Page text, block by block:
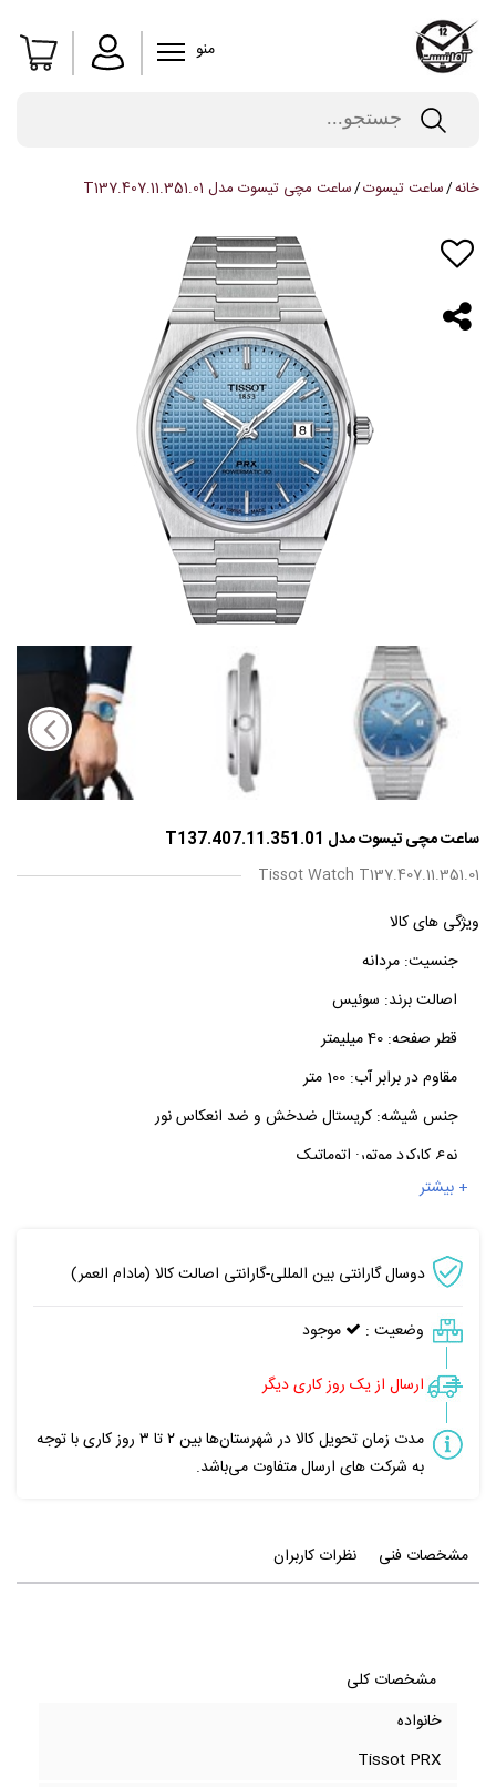
منو
خانه ساعت تیسوت ساعت مچی تیسوت مدل T137.407.11.351.01
ساعت مچی تیسوت مدل T137.407.11.351.01
Tissot Watch T137.407.11.351.01
ویژگی های کالا
جنسیت: مردانه
اصالت برند: سوئیس
قطر صفحه: 40 میلیمتر
مقاوم در برابر آب: 100 متر
جنس شیشه: کریستال ضدخش و ضد انعکاس نور
نوع کارکرد موتور: اتوماتیک
+ بیشتر
دوسال گارانتی بین المللی-گارانتی اصالت کالا (مادام العمر)
وضعیت : موجود
ارسال از یک روز کاری دیگر
مدت زمان تحویل کالا در شهرستان‌ها بین ۲ تا ۳ روز کاری با توجه
به شرکت های ارسال متفاوت می‌باشد.
مشخصات فنی نظرات کاربران
مشخصات کلی
خانواده
Tissot PRX